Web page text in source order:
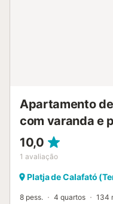
Apartamento
com varanda e
10,0
1 avaliação
Platja de Calafató
8 pess. 4 quartos 134